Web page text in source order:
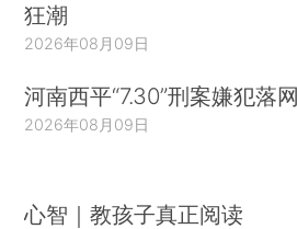
狂潮
2026年08月09日
河南西平“7.30”刑案嫌犯落网
2026年08月09日
心智｜教孩子真正阅读